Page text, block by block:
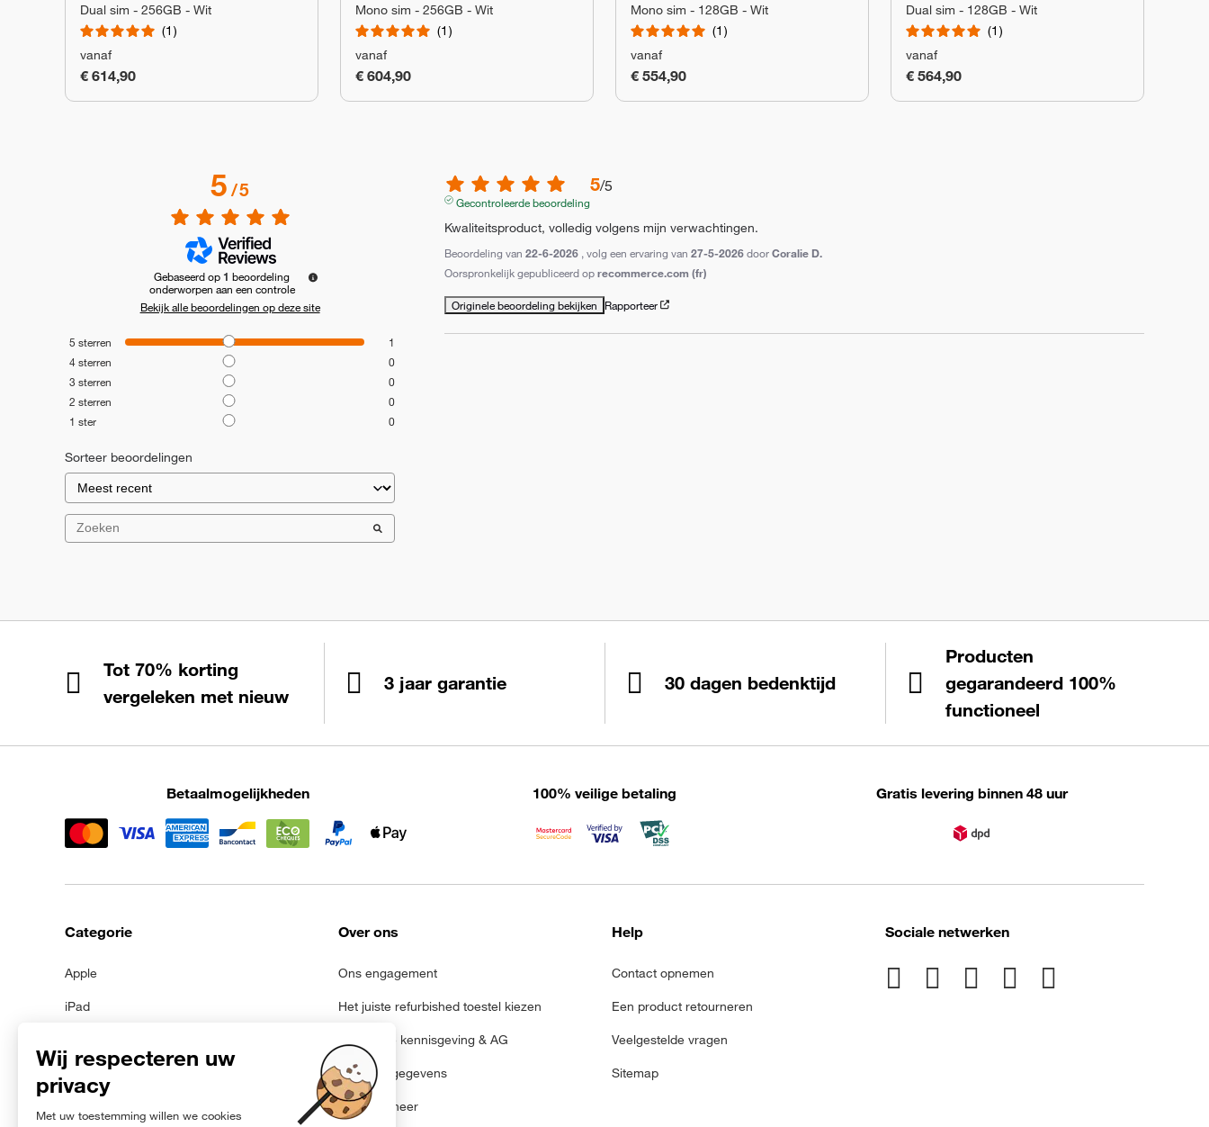
Dual sim - 256GB - Wit
1
vanaf
€ 614,90
Mono sim - 256GB - Wit
1
vanaf
€ 604,90
Mono sim - 128GB - Wit
1
vanaf
€ 554,90
Dual sim - 128GB - Wit
1
vanaf
€ 564,90
5/5
Gebaseerd op 1 beoordeling
onderworpen aan een controle
Bekijk alle beoordelingen op deze site
5 sterren
1
4sterren
0
3 sterren
0
2 sterren
0
1 ster 0
Sorteer beoordelingen
5/5
Gecontroleerde beoordeling
Kwaliteitsproduct, volledig volgens mijn verwachtingen.
Beoordeling van22-6-2026 , volg een ervaring van27-5-2026 doorCoralie D.
Oorspronkelijk gepubliceerd oprecommerce.com (fr)
Originele beoordeling bekijken Rapporteer
Tot 70% korting
vergeleken met nieuw
3 jaar garantie 30 dagen bedenktijd
Producten
gegarandeerd 100%
functioneel
Betaalmogelijkheden 100% veilige betaling Gratis levering binnen 48 uur
Categorie
Apple
iPad
Galaxy Tab
Over ons
Ons engagement
Het juiste refurbished toestel kiezen
Juridische kennisgeving & AG
Persoonsgegevens
Cookiebeheer
Help
Contact opnemen
Een product retourneren
Veelgestelde vragen
Sitemap
Sociale netwerken